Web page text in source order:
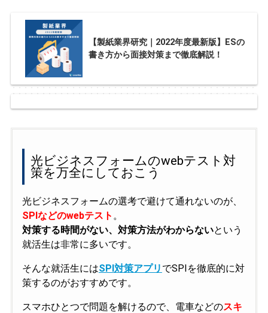
【製紙業界研究｜2022年度最新版】ESの
書き方から面接対策まで徹底解説！
光ビジネスフォームのwebテスト対
策を万全にしておこう
光ビジネスフォームの選考で避けて通れないのが、
SPIなどのwebテスト 。
対策する時間がない、対策方法がわからないという
就活生は非常に多いです。
そんな就活生にはSPI対策アプリ でSPIを徹底的に対
策するのがおすすめです。
スマホひとつで問題を解けるので、電車などのスキ